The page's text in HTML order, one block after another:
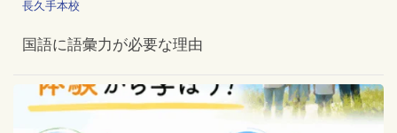
長久手本校
国語に語彙力が必要な理由